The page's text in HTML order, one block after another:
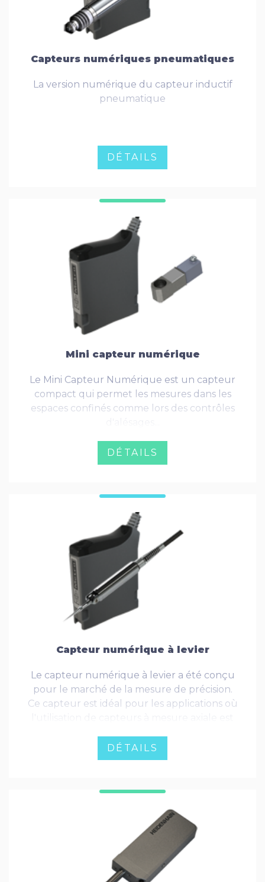
Capteurs numériques pneumatiques
La version numérique du capteur inductif
pneumatique
DÉTAILS
Mini capteur numérique
Le Mini Capteur Numérique est un capteur
compact qui permet les mesures dans les
espaces confinés comme lors des contrôles
DÉTAILS
Capteur numérique à levier
Le capteur numérique à levier a été conçu
pour le marché de la mesure de précision.
Ce capteur est idéal pour les applications où
d'appui est nécessaire...
DÉTAILS